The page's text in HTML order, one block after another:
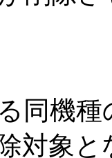
同機種
対象と